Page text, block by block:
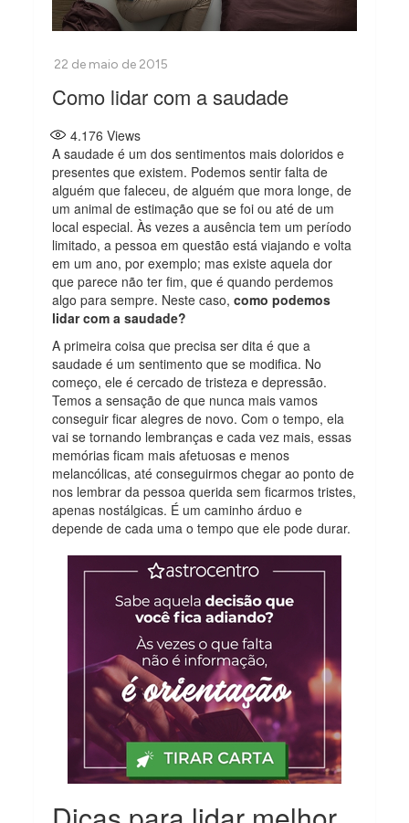
Como lidar com a saudade
4.176 Views
A saudade é um dos sentimentos mais doloridos e
presentes que existem. Podemos sentir falta de
alguém que faleceu, de alguém que mora longe, de
um animal de estimação que se foi ou até de um
local especial. Às vezes a ausência tem um período
limitado, a pessoa em questão está viajando e volta
em um ano, por exemplo; mas existe aquela dor
que parece não ter fim, que é quando perdemos
algo para sempre. Neste caso,como podemos
lidar com a saudade?
A primeira coisa que precisa ser dita é que a
saudade é um sentimento que se modifica. No
começo, ele é cercado de tristeza e depressão.
Temos a sensação de que nunca mais vamos
conseguir ficar alegres de novo. Com o tempo, ela
vai se tornando lembranças e cada vez mais, essas
memórias ficam mais afetuosas e menos
melancólicas, até conseguirmos chegar ao ponto de
nos lembrar da pessoa querida sem ficarmos tristes,
apenas nostálgicas. É um caminho árduo e
depende de cada uma o tempo que ele pode durar.